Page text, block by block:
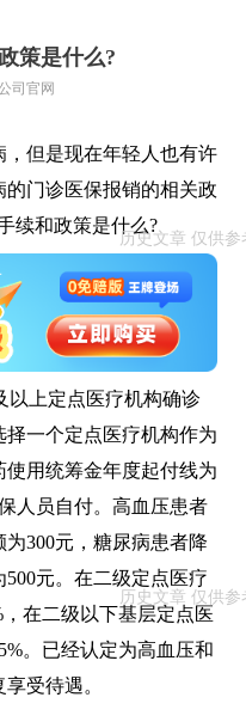
策是什么?
司官网
但是现在年轻人也有许
门诊医保报销的相关政
续和政策是什么?
以上定点医疗机构确诊
一个定点医疗机构作为
用统筹金年度起付线为
人员自付。高血压患者
300元，糖尿病患者降
元。在二级定点医疗
在二级以下基层定点医
。已经认定为高血压和
受待遇。